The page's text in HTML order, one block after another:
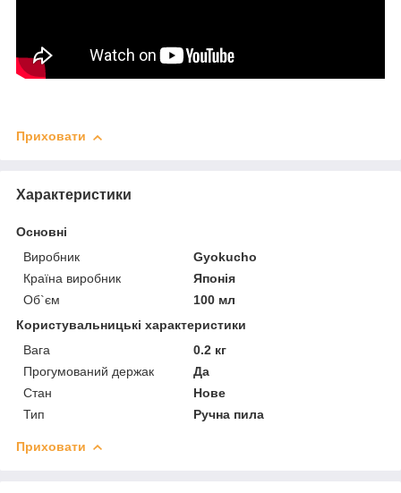
Приховати
Характеристики
Основні
Виробник
Gyokucho
Країна виробник
Японія
Об`єм
100 мл
Користувальницькі характеристики
Вага
0.2 кг
Прогумований держак
Да
Стан
Нове
Тип
Ручна пила
Приховати